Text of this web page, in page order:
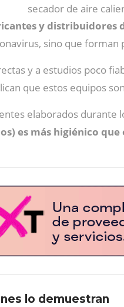
secador de aire
y distribuidores
sino que forman
y a estudios poco
que estos equipos
elaborados durante
es más higiénico
lo demuestran